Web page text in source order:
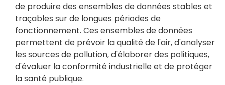
de produire des ensembles de données stables et
traçables sur de longues périodes de
fonctionnement. Ces ensembles de données
permettent de prévoir la qualité de l'air, d'analyser
les sources de pollution, d'élaborer des politiques,
d'évaluer la conformité industrielle et de protéger
la santé publique.